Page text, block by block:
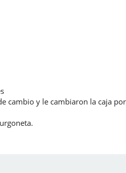
cambio y le cambiaron la caja